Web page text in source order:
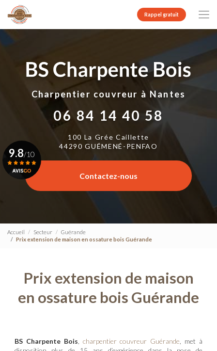
contenu
principal
Rappel gratuit
Charpentier couvreur à Nantes
06 84 14 40 58
100 La Grée Caillette
44290 GUÉMENÉ-PENFAO
Contactez-nous
9.8/10
Voir le certificat
Accueil Secteur
Guérande
Prix extension de maison en ossature bois Guérande
Prix extension de maison
en ossature bois Guérande
BS Charpente Bois charpentier couvreur Guérande , met à